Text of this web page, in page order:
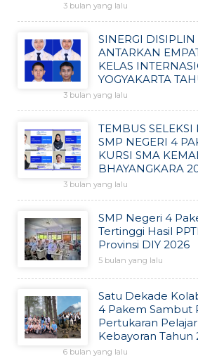
3 bulan yang lalu
SINERGI DISIPLIN
ANTARKAN
KELAS
YOGYAKARTA
3 bulan yang lalu
TEMBUS SELEKSI
SMP NEGERI 4
KURSI SMA
BHAYANGKARA
3 bulan yang lalu
SMP Negeri 4
Tertinggi Hasil
Provinsi DIY 2026
5 bulan yang lalu
Satu Dekade
4 Pakem Sambut
Pertukaran
Kebayoran Tahun
6 bulan yang lalu